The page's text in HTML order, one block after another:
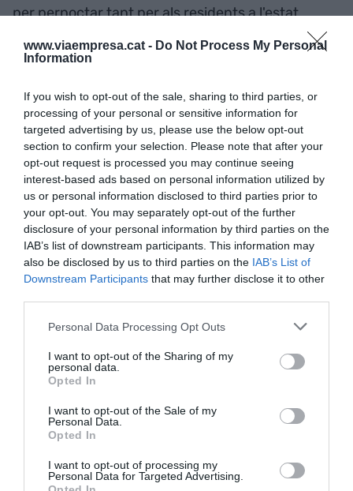
www.viaempresa.cat - Do Not Process My Personal
Information
If you wish to opt-out of the sale, sharing to third parties, or
processing of your personal or sensitive information for
targeted advertising by us, please use the below opt-out
section to confirm your selection. Please note that after your
opt-out request is processed you may continue seeing
interest-based ads based on personal information utilized by
us or personal information disclosed to third parties prior to
your opt-out. You may separately opt-out of the further
disclosure of your personal information by third parties on the
IAB’s list of downstream participants. This information may
also be disclosed by us to third parties on the IAB’s List of
Downstream Participants that may further disclose it to other
Personal Data Processing Opt Outs
I want to opt-out of the Sharing of my
personal data.
Opted In
I want to opt-out of the Sale of my
Personal Data.
Opted In
I want to opt-out of processing my
Personal Data for Targeted Advertising.
per pernoctar tant per als residents a l'estat
sentit, l'INE detalla que Barcelona, juntament amb
nombre més gran de pernoctacions de l'Estat (8,5
milions), van ser les ciutats amb més
pernoctacions.
La tarifa mitjana diària en un
hotel català va ser de 144,88
euros
incrementar un 4,9% i les pernoctacions van
augmentar un 2,6% a l'agost respecte al mateix
mes de 2023, superant els 47,8 milions, la xifra
més elevada de la sèrie de l'INE.
Afegir VIA Empresa
com a font preferida de
Google de forma gratuïta
Estigues informat amb les últimes notícies d'actualitat